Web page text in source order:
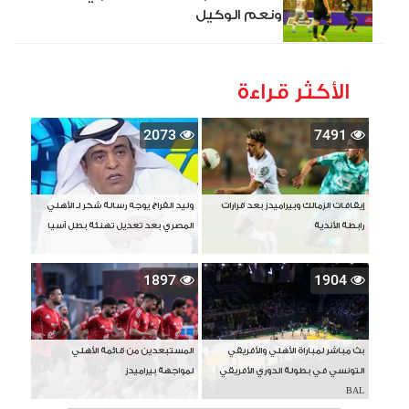
ونعم الوكيل
الأكثر قراءة
7491
إيقافات الزمالك وبيراميدز بعد قرارات
رابطة الأندية
2073
وليد الفراج يوجه رسالة شكر لـ الأهلي
المصري بعد تعديل تهنئة بطل آسيا
1904
بث مباشر لمباراة الأهلي والأفريقي
التونسي في بطولة الدوري الأفريقي
BAL
1897
المستبعدين من قائمة الأهلي
لمواجهة بيراميدز